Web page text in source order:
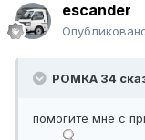
escander
РОМКА 34
помогите мне с